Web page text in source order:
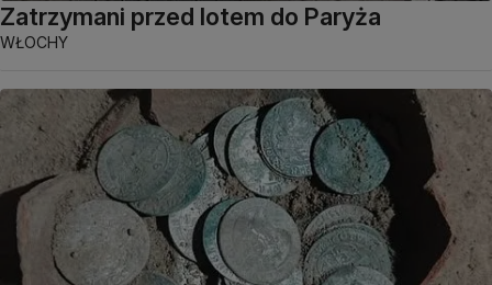
Zatrzymani przed lotem do Paryża
WŁOCHY